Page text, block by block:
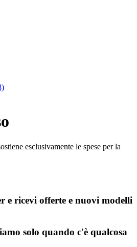
esclusivamente le spese per la
e ricevi offerte e nuovi modelli
solo quando c'è qualcosa